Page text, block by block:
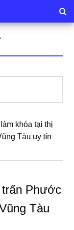
khóa tại thị
Tàu uy tín
trấn Phước
Tàu